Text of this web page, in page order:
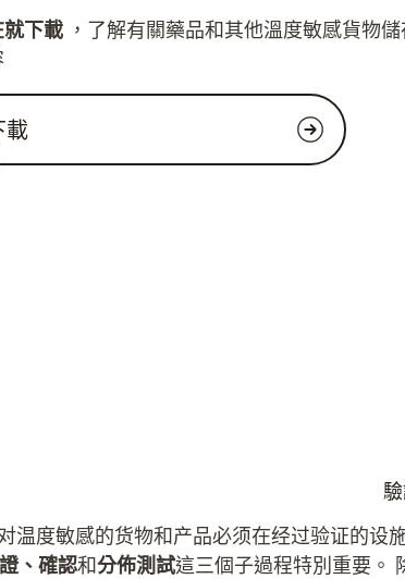
就下載 ，了解有關藥品和其他溫度敏感貨物
載
温度敏感的货物和产品必须在经过验证的设
證、確認和分佈測試這三個子過程特別重要。